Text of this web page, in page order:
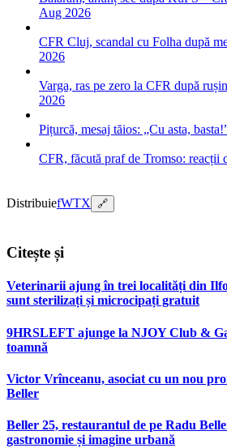
Aug 2026
CFR Cluj, scandal cu Folha după
2026
Varga, ras pe zero la CFR după
2026
Pițurcă, mesaj tăios: „Cu asta,
CFR, făcută praf de Tromso: reacții
DistribuiefWTX 🔗
Citește și
Veterinarii ajung în trei localități din
sunt sterilizați și microcipați gratuit
9HRSLEFT ajunge la NJOY Club &
toamnă
Victor Vrînceanu, asociat cu un nou
Beller
Beller 25, restaurantul de pe Radu
gastronomie și imagine urbană